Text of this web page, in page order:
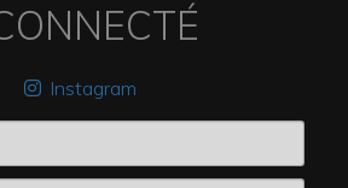
Instagram